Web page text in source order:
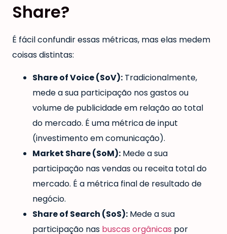
Share?
É fácil confundir essas métricas, mas elas medem
coisas distintas:
Share of Voice (SoV): Tradicionalmente,
mede a sua participação nos gastos ou
volume de publicidade em relação ao total
do mercado. É uma métrica de input
(investimento em comunicação).
Market Share (SoM): Mede a sua
participação nas vendas ou receita total do
mercado. É a métrica final de resultado de
negócio.
Share of Search (SoS): Mede a sua
participação nas buscas orgânicas por